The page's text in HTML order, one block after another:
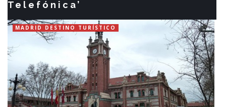
Telefónica’
MADRID DESTINO TURÍSTICO